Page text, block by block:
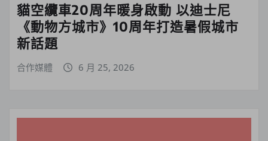
貓空纜車20周年暖身啟動 以迪士尼
《動物方城市》10周年打造暑假城市
新話題
合作媒體 6 月 25, 2026